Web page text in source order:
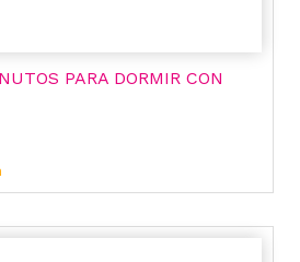
PARA DORMIR CON